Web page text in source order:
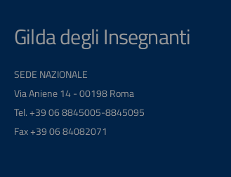
Gilda degli Insegnanti
SEDE NAZIONALE
Via Aniene 14 - 00198 Roma
Tel. +39 06 8845005-8845095
Fax +39 06 84082071